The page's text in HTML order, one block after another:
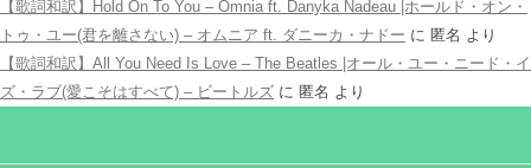
【歌詞和訳】Hold On To You – Omnia ft. Danyka Nadeau |ホールド・オン・
トゥ・ユー(君を離さない) – オムニア ft. ダニーカ・ナドー に 匿名 より
【歌詞和訳】All You Need Is Love – The Beatles |オール・ユー・ニード・イ
ズ・ラブ(愛こそはすべて) – ビートルズ に 匿名 より